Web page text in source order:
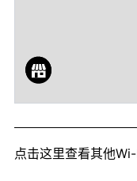
点击这里查看其他